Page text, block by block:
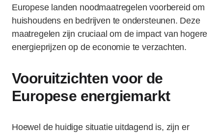
Europese landen noodmaatregelen voorbereid om
huishoudens en bedrijven te ondersteunen. Deze
maatregelen zijn cruciaal om de impact van hogere
energieprijzen op de economie te verzachten.
Vooruitzichten voor de
Europese energiemarkt
Hoewel de huidige situatie uitdagend is, zijn er